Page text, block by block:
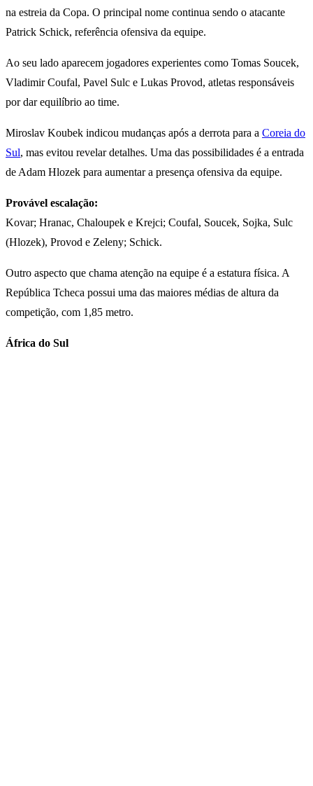
na estreia da Copa. O principal nome continua sendo o atacante
Patrick Schick, referência ofensiva da equipe.
Ao seu lado aparecem jogadores experientes como Tomas Soucek,
Vladimir Coufal, Pavel Sulc e Lukas Provod, atletas responsáveis
por dar equilíbrio ao time.
Miroslav Koubek indicou mudanças após a derrota para a Coreia do
Sul, mas evitou revelar detalhes. Uma das possibilidades é a entrada
de Adam Hlozek para aumentar a presença ofensiva da equipe.
Provável escalação:
Kovar; Hranac, Chaloupek e Krejci; Coufal, Soucek, Sojka, Sulc
(Hlozek), Provod e Zeleny; Schick.
Outro aspecto que chama atenção na equipe é a estatura física. A
República Tcheca possui uma das maiores médias de altura da
competição, com 1,85 metro.
África do Sul